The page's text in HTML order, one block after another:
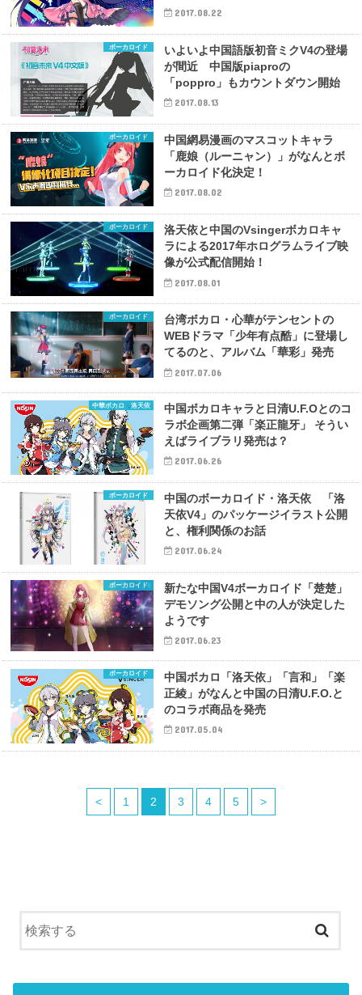
2017.08.22
ボーカロイド
いよいよ中国語版初音ミクV4の登場
が間近 中国版piaproの
「poppro」もカウントダウン開始
2017.08.13
ボーカロイド
中国網易漫画のマスコットキャラ
「鹿娘（ルーニャン）」がなんとボ
ーカロイド化決定！
2017.08.02
ボーカロイド
洛天依と中国のVsingerボカロキャ
ラによる2017年ホログラムライブ映
像が公式配信開始！
2017.08.01
ボーカロイド
台湾ボカロ・心華がテンセントの
WEBドラマ「少年有点酷」に登場し
てるのと、アルバム「華彩」発売
2017.07.06
中華ボカロ 洛天依
中国ボカロキャラと日清U.F.Oとのコ
ラボ企画第二弾「楽正龍牙」 そうい
えばライブラリ発売は？
2017.06.26
ボーカロイド
中国のボーカロイド・洛天依 「洛
天依V4」のパッケージイラスト公開
と、権利関係のお話
2017.06.24
ボーカロイド
新たな中国V4ボーカロイド「楚楚」
デモソング公開と中の人が決定した
ようです
2017.06.23
ボーカロイド
中国ボカロ「洛天依」「言和」「楽
正綾」がなんと中国の日清U.F.O.と
のコラボ商品を発売
2017.05.04
< 1 2 3 4 5 >